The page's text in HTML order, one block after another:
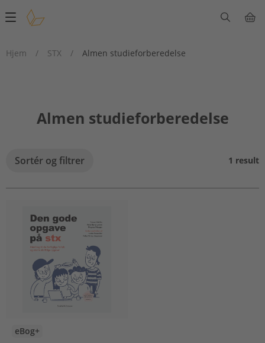
Main
Hjem
/ STX / Almen studieforberedelse
Almen studieforberedelse
Sortér og filtrer 1 result
eBog+